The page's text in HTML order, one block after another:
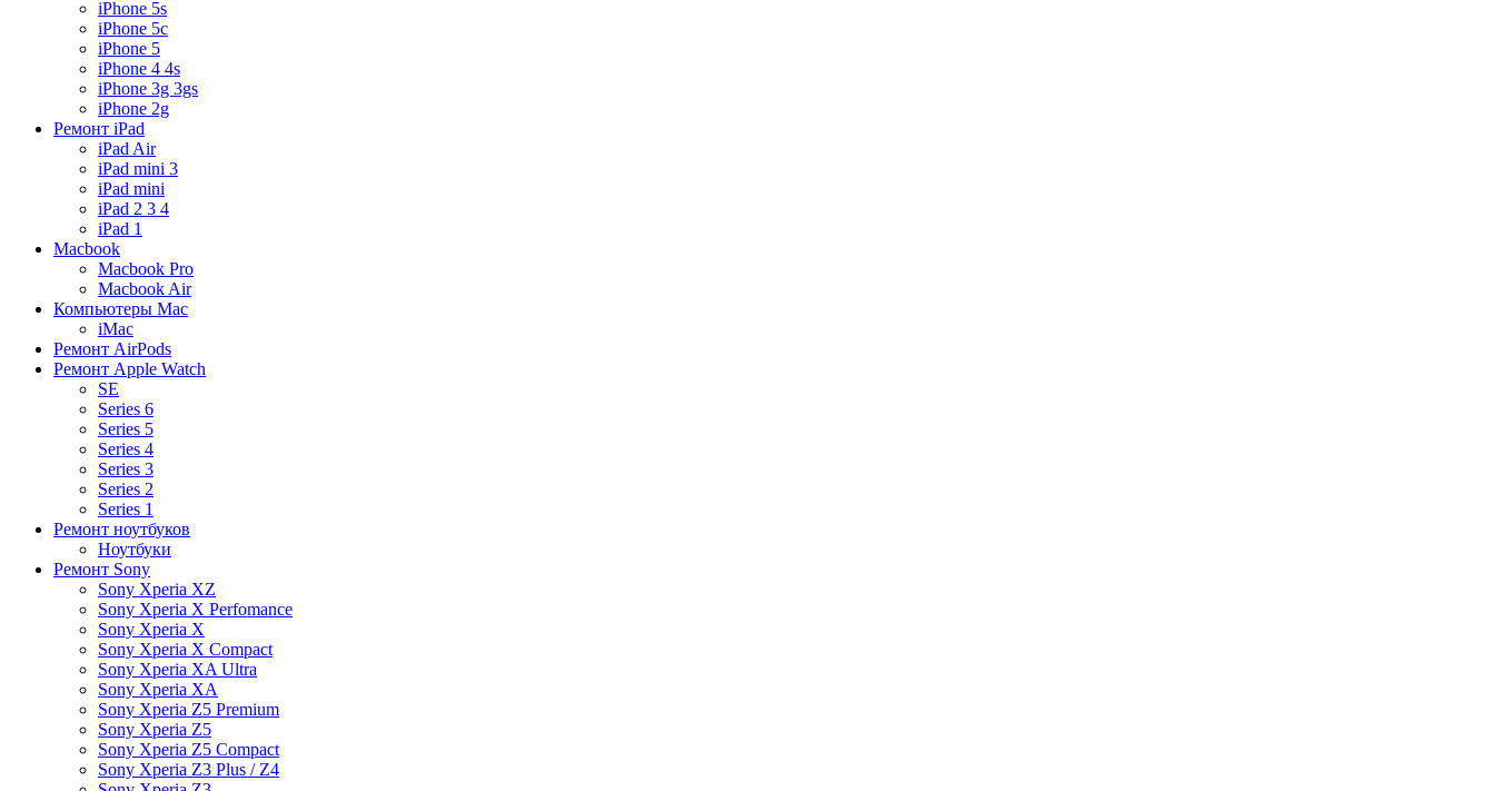
iPhone 5s
iPhone 5c
iPhone 5
iPhone 4 4s
iPhone 3g 3gs
iPhone 2g
Ремонт iPad
iPad Air
iPad mini 3
iPad mini
iPad 2 3 4
iPad 1
Macbook
Macbook Pro
Macbook Air
Компьютеры Mac
iMac
Ремонт AirPods
Ремонт Apple Watch
SE
Series 6
Series 5
Series 4
Series 3
Series 2
Series 1
Ремонт ноутбуков
Ноутбуки
Ремонт Sony
Sony Xperia XZ
Sony Xperia X Perfomance
Sony Xperia X
Sony Xperia X Compact
Sony Xperia XA Ultra
Sony Xperia XA
Sony Xperia Z5 Premium
Sony Xperia Z5
Sony Xperia Z5 Compact
Sony Xperia Z3 Plus / Z4